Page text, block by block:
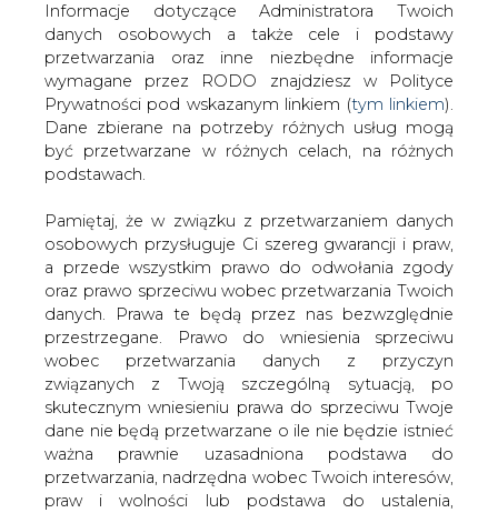
Informacje dotyczące Administratora Twoich
danych osobowych a także cele i podstawy
przetwarzania oraz inne niezbędne informacje
wymagane przez RODO znajdziesz w Polityce
Prywatności pod wskazanym linkiem (tym linkiem).
Dane zbierane na potrzeby różnych usług mogą
być przetwarzane w różnych celach, na różnych
podstawach.
Pamiętaj, że w związku z przetwarzaniem danych
osobowych przysługuje Ci szereg gwarancji i praw,
a przede wszystkim prawo do odwołania zgody
oraz prawo sprzeciwu wobec przetwarzania Twoich
danych. Prawa te będą przez nas bezwzględnie
przestrzegane. Prawo do wniesienia sprzeciwu
wobec przetwarzania danych z przyczyn
związanych z Twoją szczególną sytuacją, po
skutecznym wniesieniu prawa do sprzeciwu Twoje
dane nie będą przetwarzane o ile nie będzie istnieć
ważna prawnie uzasadniona podstawa do
przetwarzania, nadrzędna wobec Twoich interesów,
praw i wolności lub podstawa do ustalenia,
skomentuj
udostępnij:
CBOS: prawie 80 proc. Polaków za
wydobyciem gazu z łupków w
Polsce
78 proc. Polaków opowiada się za
wydobywaniem gazu z łupków w
naszym kraju, a 7 proc. jest przeciwko -
wynika z opublikowanego w czwartek
sondażu Centrum Badania Opinii
Społecznej. Zdania w tej sprawie nie ma
15 proc. Polaków.